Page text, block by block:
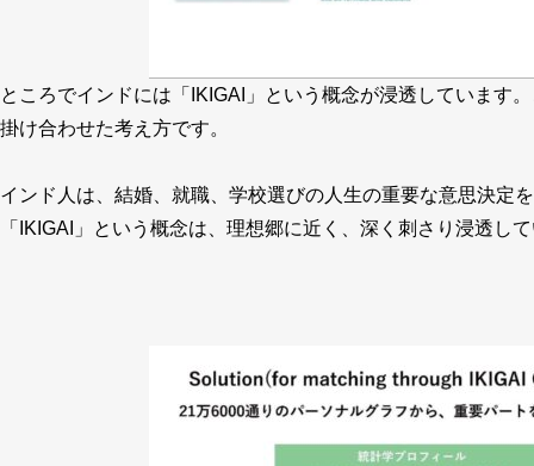
ところでインドには「IKIGAI」という概念が浸透しています
掛け合わせた考え方です。
インド人は、結婚、就職、学校選びの人生の重要な意思決定
「IKIGAI」という概念は、理想郷に近く、深く刺さり浸透し